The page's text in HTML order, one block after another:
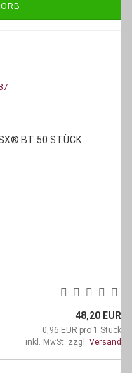
BT 50 STÜCK
48,20 EUR
0,96 EUR pro 1 Stück
inkl. MwSt. zzgl. Versand